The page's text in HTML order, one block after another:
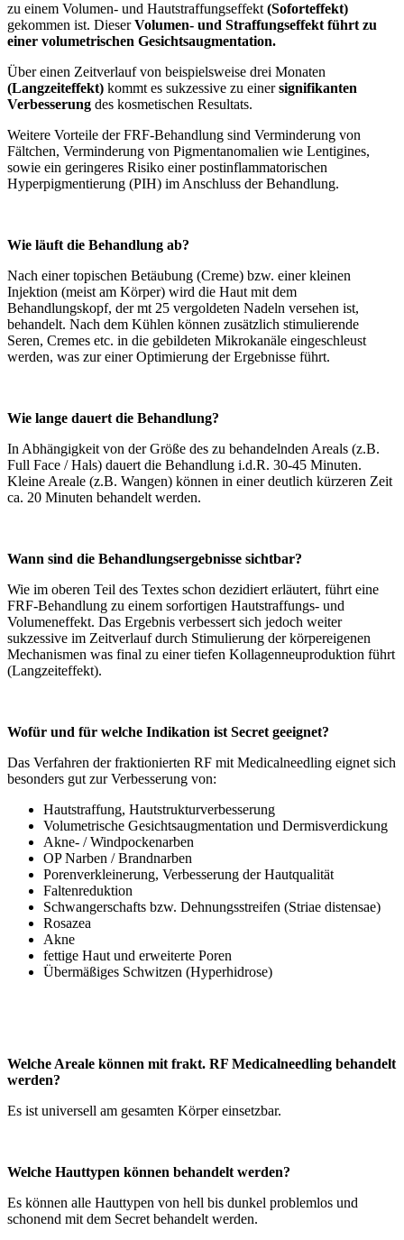
zu einem Volumen- und Hautstraffungseffekt (Soforteffekt)
gekommen ist. DieserVolumen- und Straffungseffekt führt zu
einer volumetrischen Gesichtsaugmentation.
Über einen Zeitverlauf von beispielsweise drei Monaten
(Langzeiteffekt) kommt es sukzessive zu einersignifikanten
Verbesserung des kosmetischen Resultats.
Weitere Vorteile der FRF-Behandlung sind Verminderung von
Fältchen, Verminderung von Pigmentanomalien wie Lentigines,
sowie ein geringeres Risiko einer postinflammatorischen
Hyperpigmentierung (PIH) im Anschluss der Behandlung.
Wie läuft die Behandlung ab?
Nach einer topischen Betäubung (Creme) bzw. einer kleinen
Injektion (meist am Körper) wird die Haut mit dem
Behandlungskopf, der mt 25 vergoldeten Nadeln versehen ist,
behandelt. Nach dem Kühlen können zusätzlich stimulierende
Seren, Cremes etc. in die gebildeten Mikrokanäle eingeschleust
werden, was zur einer Optimierung der Ergebnisse führt.
Wie lange dauert die Behandlung?
In Abhängigkeit von der Größe des zu behandelnden Areals (z.B.
Full Face / Hals) dauert die Behandlung i.d.R. 30-45 Minuten.
Kleine Areale (z.B. Wangen) können in einer deutlich kürzeren Zeit
ca. 20 Minuten behandelt werden.
Wann sind die Behandlungsergebnisse sichtbar?
Wie im oberen Teil des Textes schon dezidiert erläutert, führt eine
FRF-Behandlung zu einem sorfortigen Hautstraffungs- und
Volumeneffekt. Das Ergebnis verbessert sich jedoch weiter
sukzessive im Zeitverlauf durch Stimulierung der körpereigenen
Mechanismen was final zu einer tiefen Kollagenneuproduktion führt
(Langzeiteffekt).
Wofür und für welche Indikation ist Secret geeignet?
Das Verfahren der fraktionierten RF mit Medicalneedling eignet sich
besonders gut zur Verbesserung von:
Hautstraffung, Hautstrukturverbesserung
Volumetrische Gesichtsaugmentation und Dermisverdickung
Akne- / Windpockenarben
OP Narben / Brandnarben
Porenverkleinerung, Verbesserung der Hautqualität
Faltenreduktion
Schwangerschafts bzw. Dehnungsstreifen (Striae distensae)
Rosazea
Akne
fettige Haut und erweiterte Poren
Übermäßiges Schwitzen (Hyperhidrose)
Welche Areale können mit frakt. RF Medicalneedling behandelt
werden?
Es ist universell am gesamten Körper einsetzbar.
Welche Hauttypen können behandelt werden?
Es können alle Hauttypen von hell bis dunkel problemlos und
schonend mit dem Secret behandelt werden.